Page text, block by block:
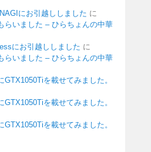
にお引越ししました に
らいました – ひらちょんの中華
にお引越ししました に
らいました – ひらちょんの中華
GTX1050Tiを載せてみました。
GTX1050Tiを載せてみました。
GTX1050Tiを載せてみました。